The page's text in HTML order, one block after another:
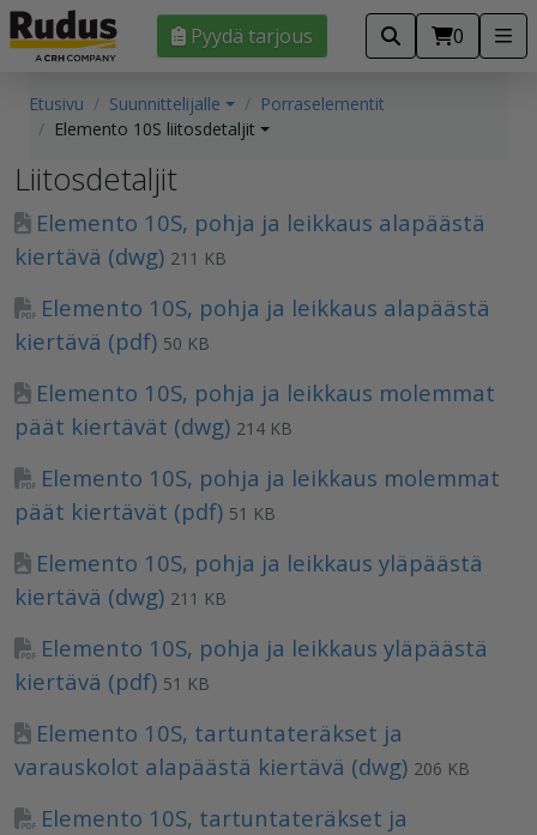
Pyydä tarjous 0
Etusivu Suunnittelijalle
Porraselementit
Elemento 10S liitosdetaljit
Liitosdetaljit
Elemento 10S, pohja ja leikkaus alapäästä
kiertävä (dwg) 211 KB
Elemento 10S, pohja ja leikkaus alapäästä
kiertävä (pdf) 50 KB
Elemento 10S, pohja ja leikkaus molemmat
päät kiertävät (dwg) 214 KB
Elemento 10S, pohja ja leikkaus molemmat
päät kiertävät (pdf) 51 KB
Elemento 10S, pohja ja leikkaus yläpäästä
kiertävä (dwg) 211 KB
Elemento 10S, pohja ja leikkaus yläpäästä
kiertävä (pdf) 51 KB
Elemento 10S, tartuntateräkset ja
varauskolot alapäästä kiertävä (dwg) 206 KB
Elemento 10S, tartuntateräkset ja